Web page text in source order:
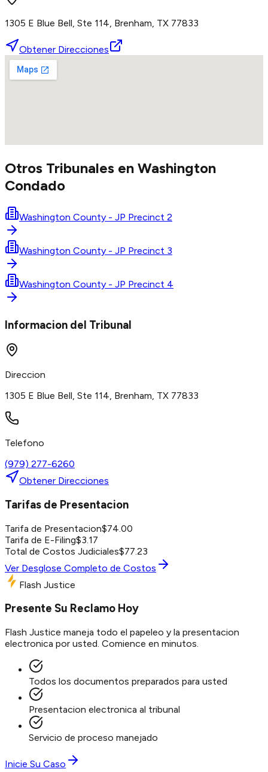
1305 E Blue Bell, Ste 114, Brenham, TX 77833
Obtener Direcciones
Otros Tribunales en Washington
Condado
Washington County - JP Precinct 2
Washington County - JP Precinct 3
Washington County - JP Precinct 4
Informacion del Tribunal
Direccion
1305 E Blue Bell, Ste 114, Brenham, TX 77833
Telefono
(979) 277-6260
Obtener Direcciones
Tarifas de Presentacion
Tarifa de Presentacion$74.00
Tarifa de E-Filing$3.17
Total de Costos Judiciales$77.23
Ver Desglose Completo de Costos
Flash Justice
Presente Su Reclamo Hoy
Flash Justice maneja todo el papeleo y la presentacion
electronica por usted. Comience en minutos.
Todos los documentos preparados para usted
Presentacion electronica al tribunal
Servicio de proceso manejado
Inicie Su Caso